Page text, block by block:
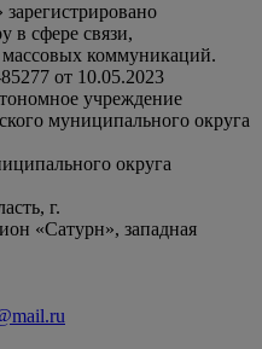
в сфере связи,
коммуникаций.
от 10.05.2023
учреждение
муниципального округа
округа
г.
«Сатурн», западная